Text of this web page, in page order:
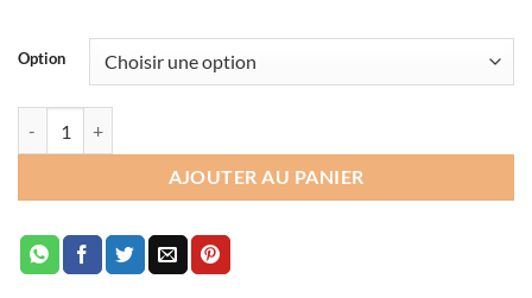
Option
AJOUTER AU PANIER